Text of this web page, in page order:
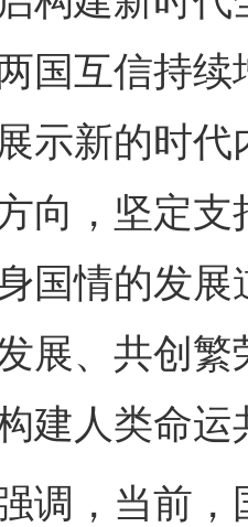
国互信持
示新的时
向，坚定
国情的发
展、共创
建人类命
，当前，